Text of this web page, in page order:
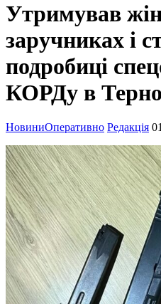
Утримував
заручниках і
подробиці
КОРДу в
НовиниОперативно Редакція